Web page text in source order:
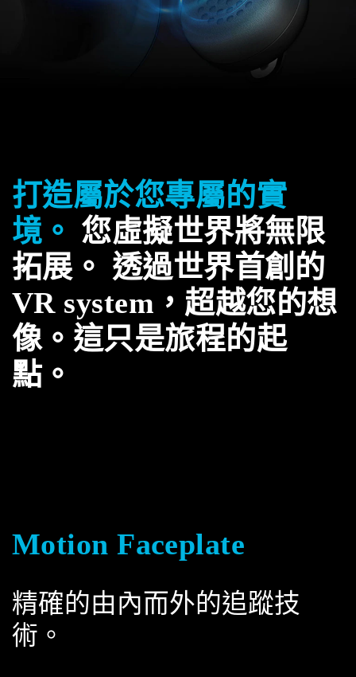
打造屬於您專屬的實
境。 您虛擬世界將無限
拓展。 透過世界首創的
VR system，超越您的想
像。這只是旅程的起
點。
Motion Faceplate
精確的由內而外的追蹤技
術。